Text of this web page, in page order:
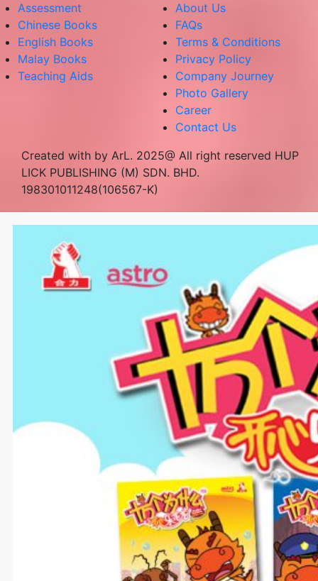
Assessment
Chinese Books
English Books
Malay Books
Teaching Aids
About Us
FAQs
Terms & Conditions
Privacy Policy
Company Journey
Photo Gallery
Career
Contact Us
Created with by ArL. 2025@ All right reserved HUP
LICK PUBLISHING (M) SDN. BHD.
198301011248(106567-K)